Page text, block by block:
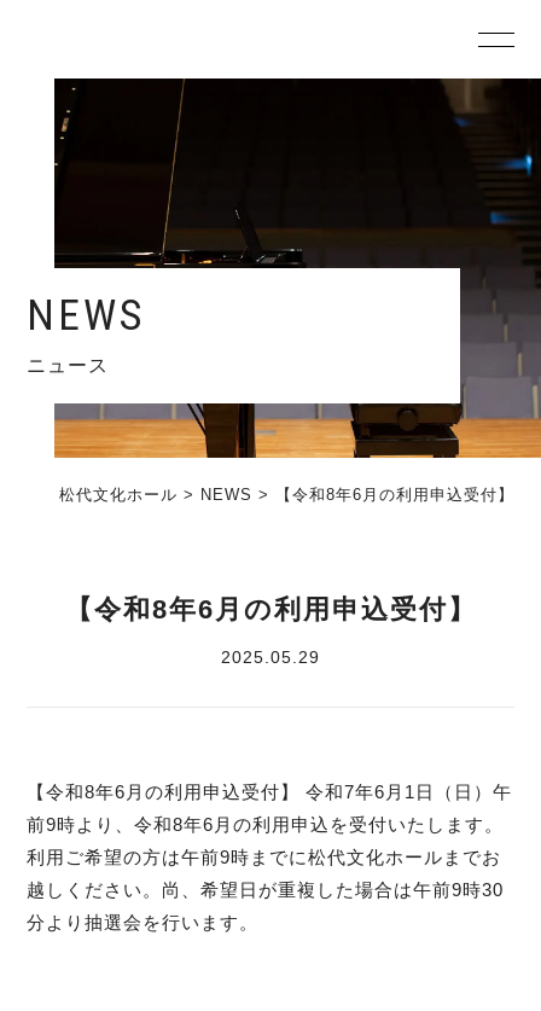
NEWS
ニュース
松代文化ホール > NEWS > 【令和8年6月の利用申込受付】
【令和8年6月の利用申込受付】
2025.05.29
【令和8年6月の利用申込受付】 令和7年6月1日（日）午
前9時より、令和8年6月の利用申込を受付いたします。
利用ご希望の方は午前9時までに松代文化ホールまでお
越しください。尚、希望日が重複した場合は午前9時30
分より抽選会を行います。